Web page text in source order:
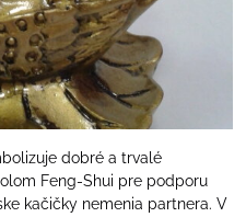
dobré a trvalé
Feng-Shui pre podporu
kačičky nemenia partnera. V